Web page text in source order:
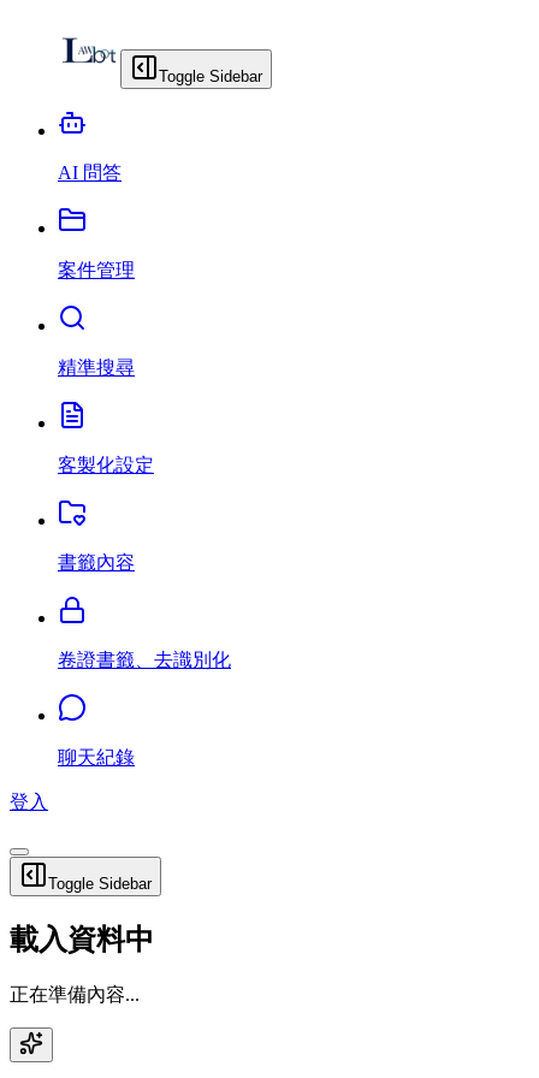
Toggle Sidebar
AI 問答
案件管理
精準搜尋
客製化設定
書籤內容
卷證書籤、去識別化
聊天紀錄
登入
Toggle Sidebar
載入資料中
正在準備內容...